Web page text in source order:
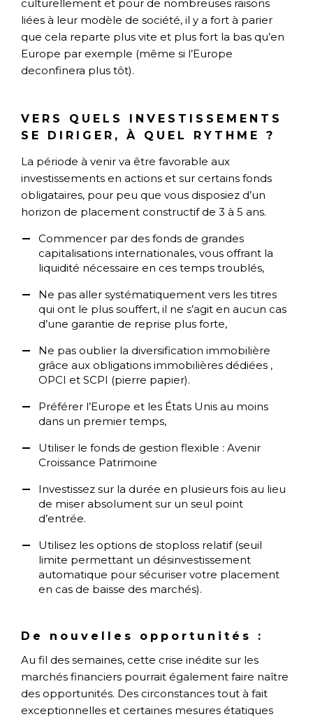
culturellement et pour de nombreuses raisons
liées à leur modèle de société, il y a fort à parier
que cela reparte plus vite et plus fort la bas qu’en
Europe par exemple (même si l’Europe
deconfinera plus tôt).
VERS QUELS INVESTISSEMENTS
SE DIRIGER, À QUEL RYTHME ?
La période à venir va être favorable aux
investissements en actions et sur certains fonds
obligataires, pour peu que vous disposiez d’un
horizon de placement constructif de 3 à 5 ans.
Commencer par des fonds de grandes
capitalisations internationales, vous offrant la
liquidité nécessaire en ces temps troublés,
Ne pas aller systématiquement vers les titres
qui ont le plus souffert, il ne s’agit en aucun cas
d’une garantie de reprise plus forte,
Ne pas oublier la diversification immobilière
grâce aux obligations immobilières dédiées ,
OPCI et SCPI (pierre papier).
Préférer l’Europe et les États Unis au moins
dans un premier temps,
Utiliser le fonds de gestion flexible : Avenir
Croissance Patrimoine
Investissez sur la durée en plusieurs fois au lieu
de miser absolument sur un seul point
d’entrée.
Utilisez les options de stoploss relatif (seuil
limite permettant un désinvestissement
automatique pour sécuriser votre placement
en cas de baisse des marchés).
De nouvelles opportunités :
Au fil des semaines, cette crise inédite sur les
marchés financiers pourrait également faire naître
des opportunités. Des circonstances tout à fait
exceptionnelles et certaines mesures étatiques